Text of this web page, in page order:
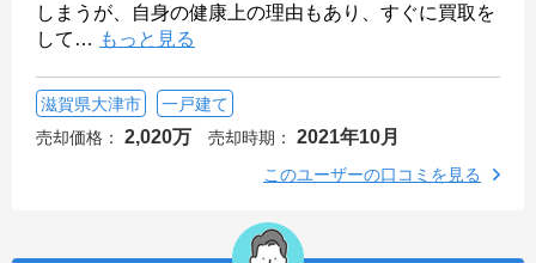
しまうが、自身の健康上の理由もあり、すぐに買取を
して … もっと見る
滋賀県大津市
一戸建て
売却価格：
2,020万 売却時期： 2021年10月
このユーザーの口コミを見る